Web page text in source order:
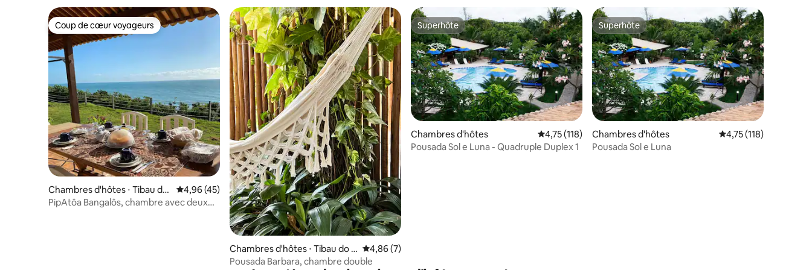
Coup de cœur voyageurs
Coup de cœur voyageurs
Chambres d'hôtes ⋅ Tibau do
Sul
Évaluation moyenne sur la base de 45 commentaires : 4,96 sur 5
4,96 (45)
PipAtôa Bangalôs, chambre avec deux
Chambres d'hôtes ⋅ Tibau do S
ul
Évaluation moyenne sur la base de 7 commentaires : 4,86 sur 5
4,86 (7)
Pousada Barbara, chambre double
Superhôte
Superhôte
Chambres d'hôtes Évaluation moyenne sur la base de 118 commentaires : 4,75 sur 5
4,75 (118)
Pousada Sol e Luna - Quadruple Duplex 1
Superhôte
Superhôte
Chambres d'hôtes Évaluation moyenne
4,75 (118)
Pousada Sol e Luna